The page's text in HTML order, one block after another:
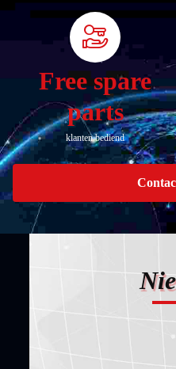
Free spare
parts
klanten bediend